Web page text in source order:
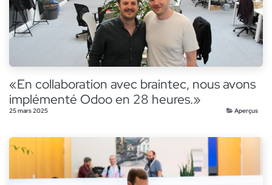
«En collaboration avec braintec, nous avons
implémenté Odoo en 28 heures.»
25 mars 2025 Aperçus